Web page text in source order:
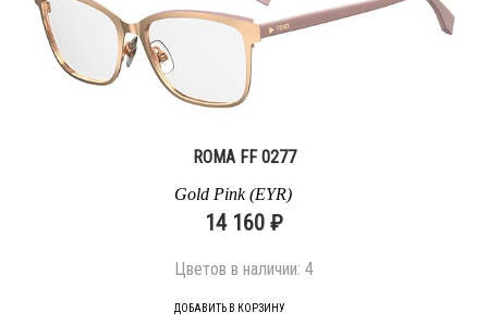
ROMA FF 0277
Gold Pink (EYR)
14 160 ₽
Цветов в наличии: 4
ДОБАВИТЬ В КОРЗИНУ